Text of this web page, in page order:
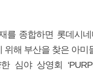
를 종합하면 롯데시
위해 부산을 찾은 아미
심야 상영회